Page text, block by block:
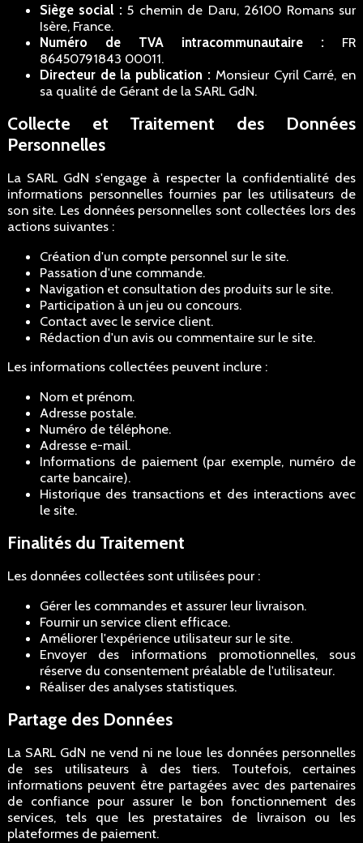
Siège social :5 chemin de Daru, 26100 Romans sur
Isère, France.
Numéro de TVA intracommunautaire : FR
86450791843 00011.
Directeur de la publication : Monsieur Cyril Carré, en
sa qualité de Gérant de la SARL GdN.
Collecte et Traitement des Données
Personnelles
La SARL GdN s'engage à respecter la confidentialité des
informations personnelles fournies par les utilisateurs de
son site. Les données personnelles sont collectées lors des
actions suivantes :
Création d'un compte personnel sur le site.
Passation d'une commande.
Navigation et consultation des produits sur le site.
Participation à un jeu ou concours.
Contact avec le service client.
Rédaction d'un avis ou commentaire sur le site.
Les informations collectées peuvent inclure :
Nom et prénom.
Adresse postale.
Numéro de téléphone.
Adresse e-mail.
Informations de paiement (par exemple, numéro de
carte bancaire).
Historique des transactions et des interactions avec
le site.
Finalités du Traitement
Les données collectées sont utilisées pour :
Gérer les commandes et assurer leur livraison.
Fournir un service client efficace.
Améliorer l'expérience utilisateur sur le site.
Envoyer des informations promotionnelles, sous
réserve du consentement préalable de l'utilisateur.
Réaliser des analyses statistiques.
Partage des Données
La SARL GdN ne vend ni ne loue les données personnelles
de ses utilisateurs à des tiers. Toutefois, certaines
informations peuvent être partagées avec des partenaires
de confiance pour assurer le bon fonctionnement des
services, tels que les prestataires de livraison ou les
plateformes de paiement.